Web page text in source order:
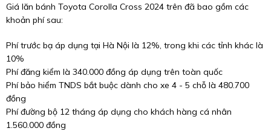
Giá lăn bánh Toyota Corolla Cross 2024 trên đã bao gồm các
khoản phí sau:
Phí trước bạ áp dụng tại Hà Nội là 12%, trong khi các tỉnh khác là
10%
Phí đăng kiểm là 340.000 đồng áp dụng trên toàn quốc
Phí bảo hiểm TNDS bắt buộc dành cho xe 4 - 5 chỗ là 480.700
đồng
Phí đường bộ 12 tháng áp dụng cho khách hàng cá nhân
1.560.000 đồng